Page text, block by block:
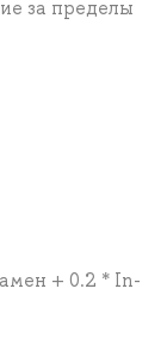
за пределы
+ 0.2 * In-